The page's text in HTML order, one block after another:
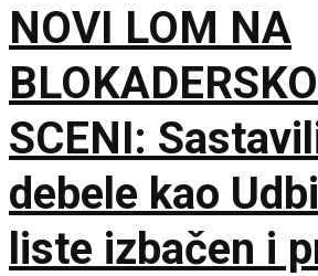
NOVI LOM NA
SCENI:
debele kao
liste izbačen i